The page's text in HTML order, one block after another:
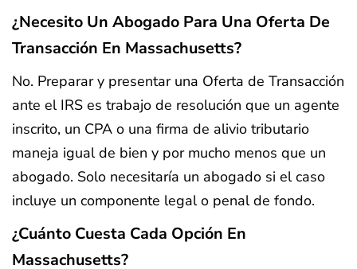
¿Necesito Un Abogado Para Una Oferta De
Transacción En Massachusetts?
No. Preparar y presentar una Oferta de Transacción
ante el IRS es trabajo de resolución que un agente
inscrito, un CPA o una firma de alivio tributario
maneja igual de bien y por mucho menos que un
abogado. Solo necesitaría un abogado si el caso
incluye un componente legal o penal de fondo.
¿Cuánto Cuesta Cada Opción En
Massachusetts?